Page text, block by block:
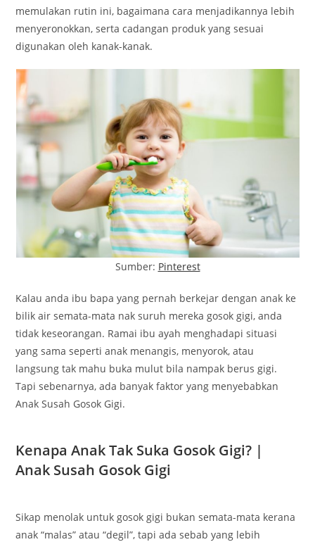
memulakan rutin ini, bagaimana cara menjadikannya lebih
menyeronokkan, serta cadangan produk yang sesuai
digunakan oleh kanak-kanak.
Sumber: Pinterest
Kalau anda ibu bapa yang pernah berkejar dengan anak ke
bilik air semata-mata nak suruh mereka gosok gigi, anda
tidak keseorangan. Ramai ibu ayah menghadapi situasi
yang sama seperti anak menangis, menyorok, atau
langsung tak mahu buka mulut bila nampak berus gigi.
Tapi sebenarnya, ada banyak faktor yang menyebabkan
Anak Susah Gosok Gigi.
Kenapa Anak Tak Suka Gosok Gigi? |
Anak Susah Gosok Gigi
Sikap menolak untuk gosok gigi bukan semata-mata kerana
anak “malas” atau “degil”, tapi ada sebab yang lebih